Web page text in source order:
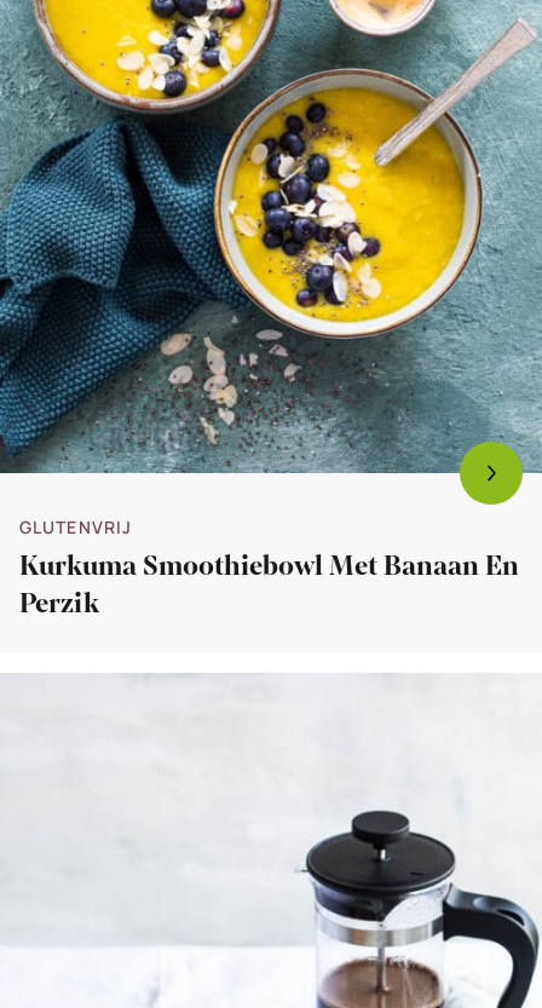
GLUTENVRIJ
Kurkuma Smoothiebowl Met Banaan En
Perzik